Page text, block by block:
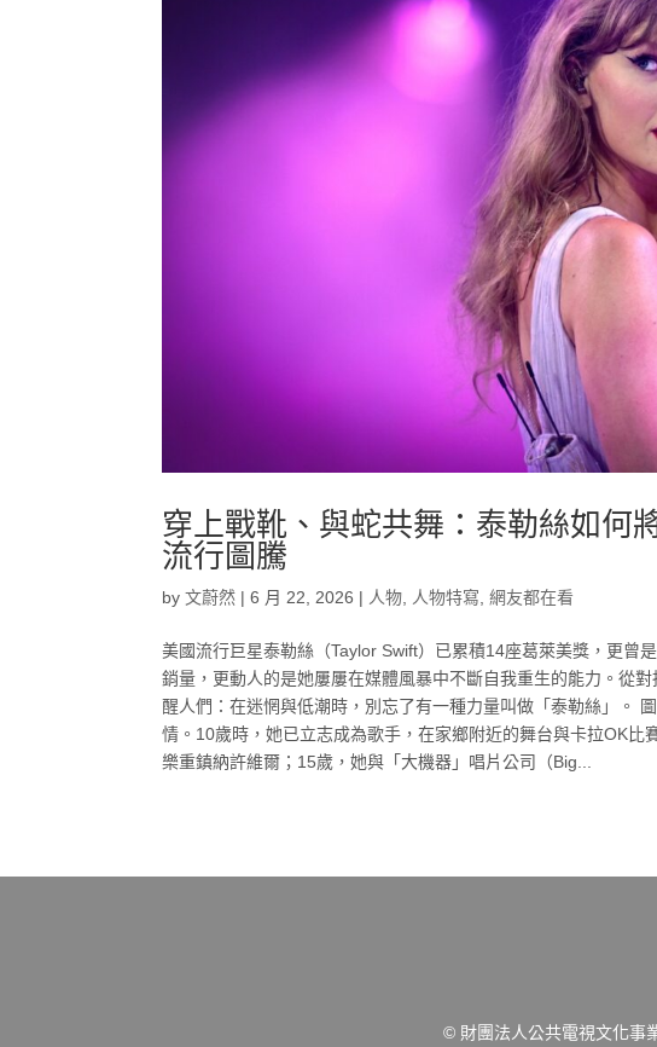
穿上戰靴、與蛇共舞：泰勒絲如何
流行圖騰
by文蔚然 |6 月 22, 2026 | 人物 人物特寫 ,網友都在看
美國流行巨星泰勒絲（Taylor Swift）已累積14座葛萊美獎，更曾
銷量，更動人的是她屢屢在媒體風暴中不斷自我重生的能力。從
醒人們：在迷惘與低潮時，別忘了有一種力量叫做「泰勒絲」。
情。10歲時，她已立志成為歌手，在家鄉附近的舞台與卡拉OK
樂重鎮納許維爾；15歲，她與「大機器」唱片公司（Big...
© 財團法人公共電視文化